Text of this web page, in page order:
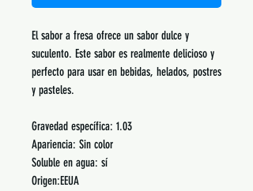
El sabor a fresa ofrece un sabor dulce y
suculento. Este sabor es realmente delicioso y
perfecto para usar en bebidas, helados, postres
y pasteles.
Gravedad específica: 1.03
Apariencia: Sin color
Soluble en agua: sí
Origen:EEUA